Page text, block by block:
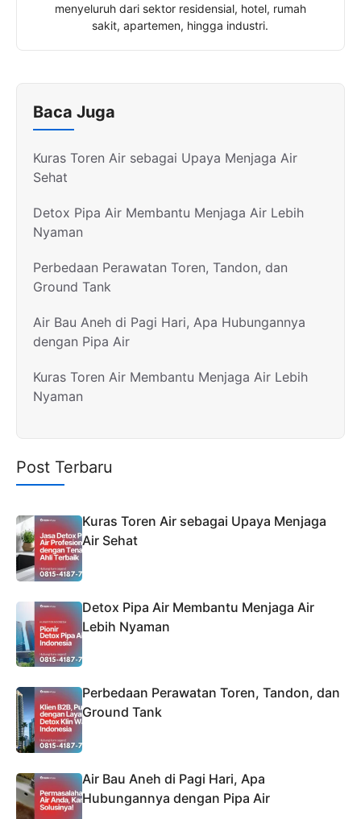
menyeluruh dari sektor residensial, hotel, rumah
sakit, apartemen, hingga industri.
Baca Juga
Kuras Toren Air sebagai Upaya Menjaga Air
Sehat
Detox Pipa Air Membantu Menjaga Air Lebih
Nyaman
Perbedaan Perawatan Toren, Tandon, dan
Ground Tank
Air Bau Aneh di Pagi Hari, Apa Hubungannya
dengan Pipa Air
Kuras Toren Air Membantu Menjaga Air Lebih
Nyaman
Post Terbaru
Kuras Toren Air sebagai Upaya Menjaga
Air Sehat
Detox Pipa Air Membantu Menjaga Air
Lebih Nyaman
Perbedaan Perawatan Toren, Tandon, dan
Ground Tank
Air Bau Aneh di Pagi Hari, Apa
Hubungannya dengan Pipa Air